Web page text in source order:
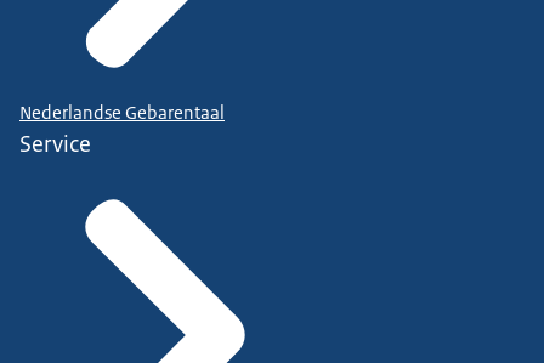
Nederlandse Gebarentaal
Service